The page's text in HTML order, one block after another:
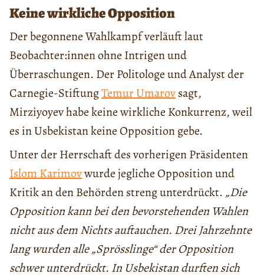
Keine wirkliche Opposition
Der begonnene Wahlkampf verläuft laut
Beobachter:innen ohne Intrigen und
Überraschungen. Der Politologe und Analyst der
Carnegie-StiftungTemur Umarovsagt,
Mirziyoyev habe keine wirkliche Konkurrenz, weil
es in Usbekistan keine Opposition gebe.
Unter der Herrschaft des vorherigen Präsidenten
Islom Karimovwurde jegliche Opposition und
Kritik an den Behörden streng unterdrückt. „Die
Opposition kann bei den bevorstehenden Wahlen
nicht aus dem Nichts auftauchen. Drei Jahrzehnte
lang wurden alle „Sprösslinge“ der Opposition
schwer unterdrückt. In Usbekistan durften sich